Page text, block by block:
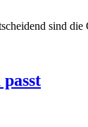
sind